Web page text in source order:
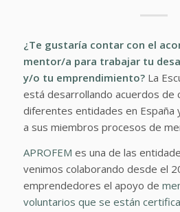
¿Te gustaría contar con el
mentor/a para trabajar tu
y/o tu emprendimiento?La
está desarrollando acuerdos de
diferentes entidades en España
a sus miembros procesos de
APROFEM es una de las
venimos colaborando desde el
emprendedores el apoyo de
voluntarios que se están